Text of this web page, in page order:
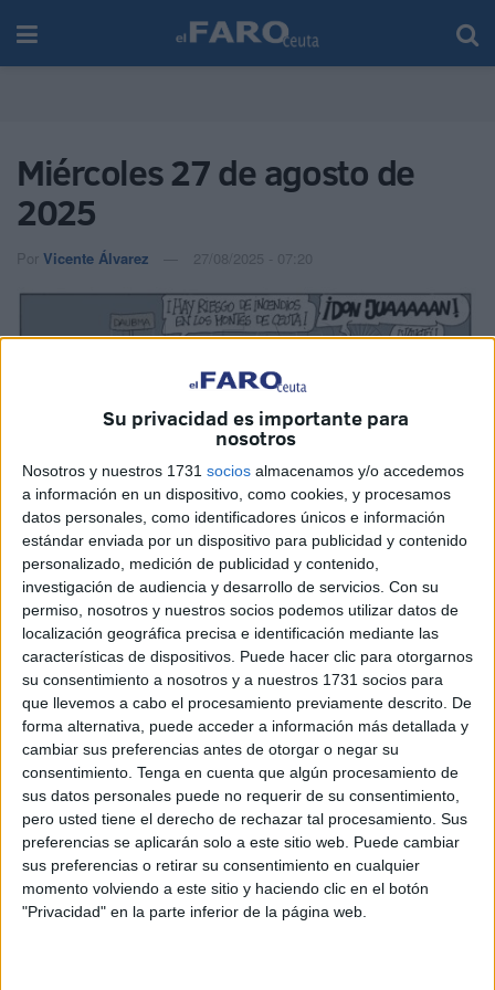
Su privacidad es importante para
nosotros
Nosotros y nuestros 1731 socios almacenamos y/o accedemos
a información en un dispositivo, como cookies, y procesamos
datos personales, como identificadores únicos e información
estándar enviada por un dispositivo para publicidad y contenido
personalizado, medición de publicidad y contenido,
investigación de audiencia y desarrollo de servicios. Con su
permiso, nosotros y nuestros socios podemos utilizar datos de
localización geográfica precisa e identificación mediante las
características de dispositivos. Puede hacer clic para otorgarnos
su consentimiento a nosotros y a nuestros 1731 socios para
que llevemos a cabo el procesamiento previamente descrito. De
forma alternativa, puede acceder a información más detallada y
cambiar sus preferencias antes de otorgar o negar su
consentimiento. Tenga en cuenta que algún procesamiento de
sus datos personales puede no requerir de su consentimiento,
pero usted tiene el derecho de rechazar tal procesamiento. Sus
preferencias se aplicarán solo a este sitio web. Puede cambiar
sus preferencias o retirar su consentimiento en cualquier
momento volviendo a este sitio y haciendo clic en el botón
"Privacidad" en la parte inferior de la página web.
Miércoles 27 de agosto de
2025
Por Vicente Álvarez 27/08/2025 - 07:20
RelatedPosts
Orgullo de un pueblo que nunca pierde
su humanidad
HACE 3 MINUTOS
Aplazado el amistoso entre el Ittihad de
Tánger y el FC Barcelona
HACE 27 MINUTOS
El PP denuncia en el Parlamento Europeo
la "inacción" de Sánchez ante la crisis de
Ceuta
Preocupación por las fotos de menores